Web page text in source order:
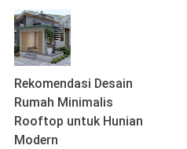
Rekomendasi Desain
Rumah Minimalis
Rooftop untuk Hunian
Modern